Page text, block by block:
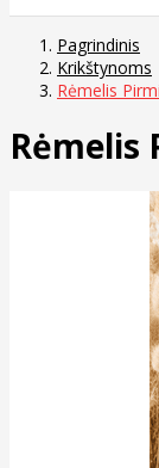
Pagrindinis
Krikštynoms
Rėmelis
Rėmelis